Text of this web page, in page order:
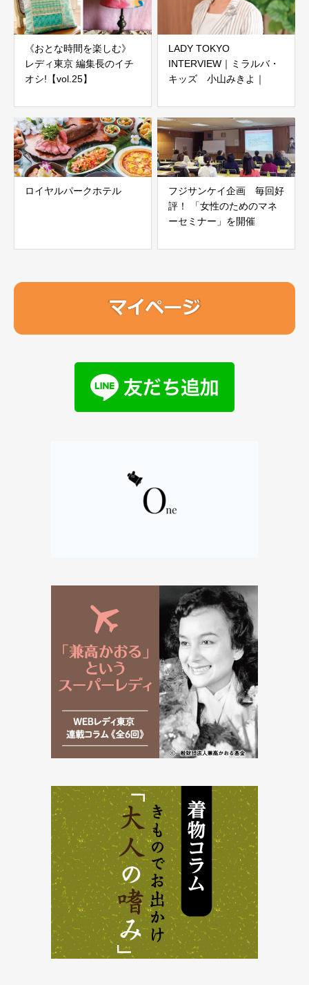
《おとな時間を楽しむ》
レディ東京 編集長のイチ
オシ!【vol.25】
LADY TOKYO
INTERVIEW｜ミラルバ・
キッズ 小山みきよ｜
ロイヤルパークホテル
フジサンケイ企画 毎回好
評！ 「女性のためのマネ
ーセミナー」を開催